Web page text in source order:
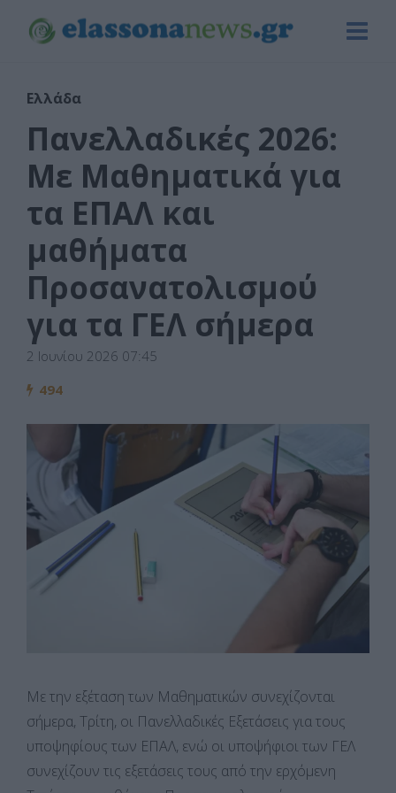
Ελλάδα
Πανελλαδικές 2026:
Με Μαθηματικά για
τα ΕΠΑΛ και
μαθήματα
Προσανατολισμού
για τα ΓΕΛ σήμερα
2 Ιουνίου 2026 07:45
494
Με την εξέταση των Μαθηματικών συνεχίζονται
σήμερα, Τρίτη, οι Πανελλαδικές Εξετάσεις για τους
υποψηφίους των ΕΠΑΛ, ενώ οι υποψήφιοι των ΓΕΛ
συνεχίζουν τις εξετάσεις τους από την ερχόμενη